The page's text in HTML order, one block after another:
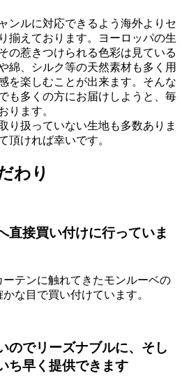
ンルに対応できるよう海外よりセ
揃えております。ヨーロッパの生
の惹きつけられる色彩は見ている
綿、シルク等の天然素材も多く用
を楽しむことが出来ます。そんな
も多くの方にお届けしようと、毎
ります。
り扱っていない生地も多数ありま
頂ければ幸いです。
わり
直接買い付けに行っていま
ーテンに触れてきたモンルーベの
な目で買い付けています。
のでリーズナブルに、そし
ち早く提供できます